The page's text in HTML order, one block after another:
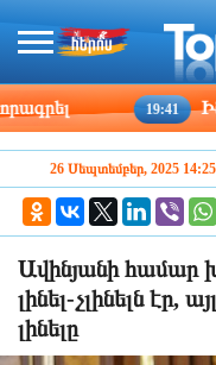
19:41
26 Սեպտեմբեր, 2025 14:25
Ավինյանի համար
լինել-չլինելն էր,
լինելը